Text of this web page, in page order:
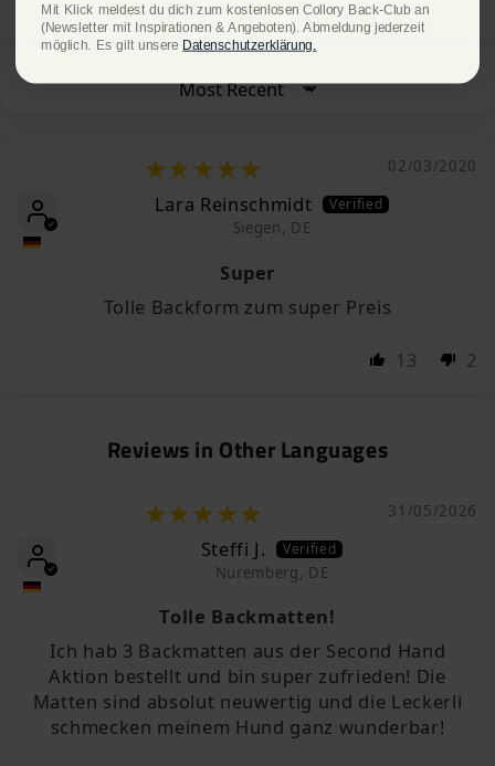
Sort by
02/03/2020
Lara Reinschmidt
Siegen, DE
Super
Tolle Backform zum super Preis
13 2
Reviews in Other Languages
31/05/2026
Steffi J.
Nuremberg, DE
Tolle Backmatten!
Ich hab 3 Backmatten aus der Second Hand
Aktion bestellt und bin super zufrieden! Die
Matten sind absolut neuwertig und die Leckerli
schmecken meinem Hund ganz wunderbar!
Mit Klick meldest du dich zum kostenlosen Collory Back-Club an
(Newsletter mit Inspirationen & Angeboten). Abmeldung jederzeit
möglich. Es gilt unsere Datenschutzerklärung.